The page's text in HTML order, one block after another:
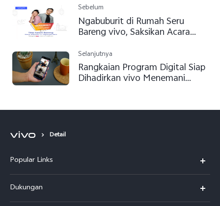
Sebelum
Ngabuburit di Rumah Seru
Bareng vivo, Saksikan Acara
Selanjutnya
Rangkaian Program Digital Siap
Dihadirkan vivo Menemani
Detail
Popular Links
T5
Dukungan